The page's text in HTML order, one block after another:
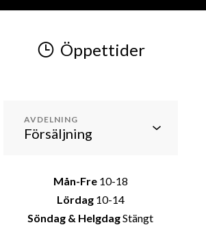
Öppettider
AVDELNING
Mån-Fre 10-18
Lördag10-14
Söndag & HelgdagStängt